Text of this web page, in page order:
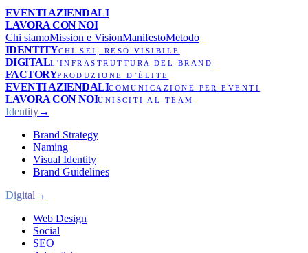
EVENTI AZIENDALI
LAVORA CON NOI
Chi siamoMission e VisionManifestoMetodo
IDENTITYCHI SEI, RESO VISIBILE
DIGITALL'INFRASTRUTTURA DEL BRAND
FACTORYPRODUZIONE D’ÉLITE
EVENTI AZIENDALICOMUNICAZIONE PER EVENTI
LAVORA CON NOIUNISCITI AL TEAM
Identity→
Brand Strategy
Naming
Visual Identity
Brand Guidelines
Digital →
Web Design
Social
SEO